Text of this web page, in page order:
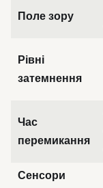
Поле зору
Рівні
затемнення
Час
перемикання
Сенсори